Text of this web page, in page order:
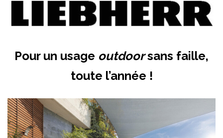
Pour un usage outdoorsans faille,
toute l’année !